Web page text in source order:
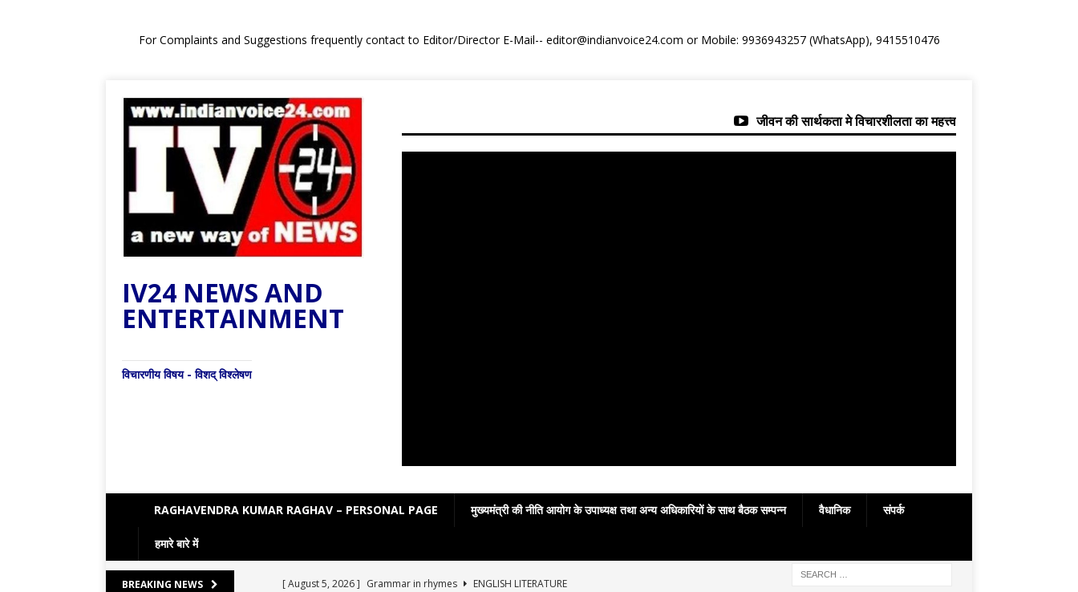
For Complaints and Suggestions frequently contact to Editor/Director E-Mail-- editor@indianvoice24.com or Mobile: 9936943257 (WhatsApp), 9415510476
IV24 NEWS AND
ENTERTAINMENT
विचारणीय विषय - विशद् विश्लेषण
जीवन की सार्थकता मे विचारशीलता का महत्त्व
RAGHAVENDRA KUMAR RAGHAV – PERSONAL PAGE मुख्यमंत्री की नीति आयोग के उपाध्यक्ष तथा अन्य अधिकारियों के साथ बैठक सम्पन्न वैधानिक संपर्क
हमारे बारे में
BREAKING NEWS [ August 5, 2026 ] Grammar in rhymes
ENGLISH LITERATURE